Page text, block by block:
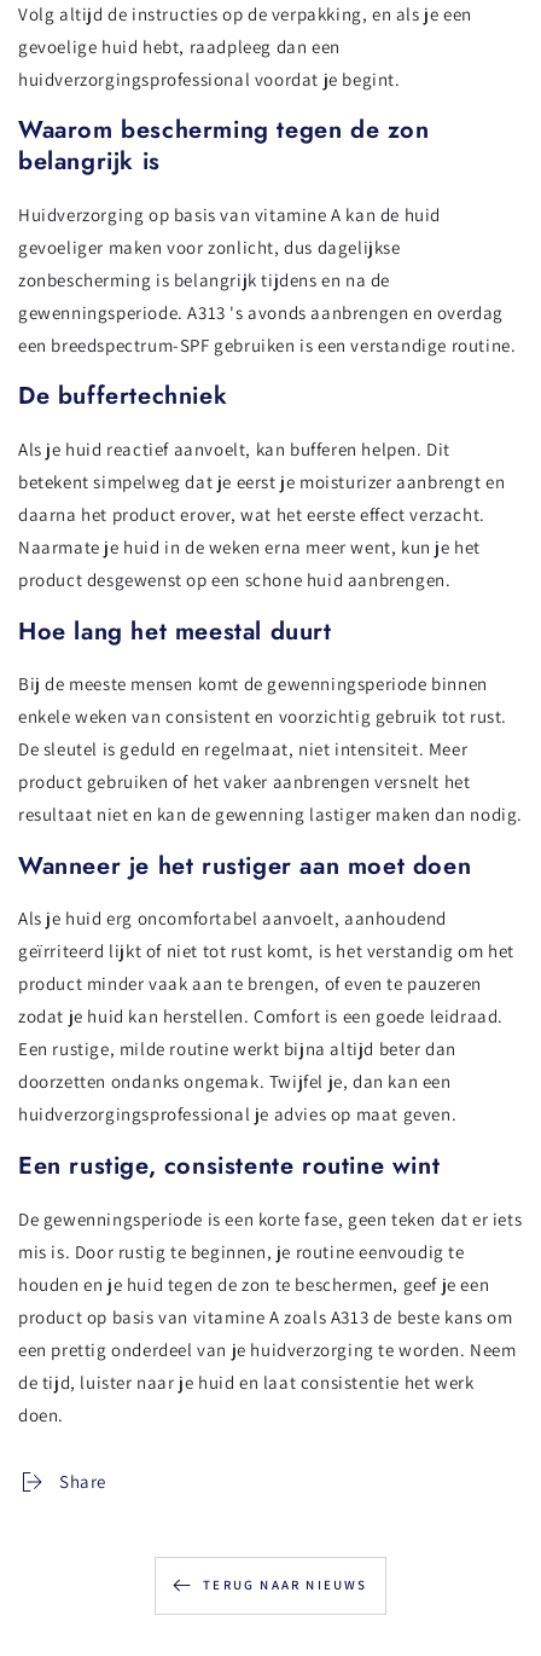
Volg altijd de instructies op de verpakking, en als je een
gevoelige huid hebt, raadpleeg dan een
huidverzorgingsprofessional voordat je begint.
Waarom bescherming tegen de zon
belangrijk is
Huidverzorging op basis van vitamine A kan de huid
gevoeliger maken voor zonlicht, dus dagelijkse
zonbescherming is belangrijk tijdens en na de
gewenningsperiode. A313 's avonds aanbrengen en overdag
een breedspectrum-SPF gebruiken is een verstandige routine.
De buffertechniek
Als je huid reactief aanvoelt, kan bufferen helpen. Dit
betekent simpelweg dat je eerst je moisturizer aanbrengt en
daarna het product erover, wat het eerste effect verzacht.
Naarmate je huid in de weken erna meer went, kun je het
product desgewenst op een schone huid aanbrengen.
Hoe lang het meestal duurt
Bij de meeste mensen komt de gewenningsperiode binnen
enkele weken van consistent en voorzichtig gebruik tot rust.
De sleutel is geduld en regelmaat, niet intensiteit. Meer
product gebruiken of het vaker aanbrengen versnelt het
resultaat niet en kan de gewenning lastiger maken dan nodig.
Wanneer je het rustiger aan moet doen
Als je huid erg oncomfortabel aanvoelt, aanhoudend
geïrriteerd lijkt of niet tot rust komt, is het verstandig om het
product minder vaak aan te brengen, of even te pauzeren
zodat je huid kan herstellen. Comfort is een goede leidraad.
Een rustige, milde routine werkt bijna altijd beter dan
doorzetten ondanks ongemak. Twijfel je, dan kan een
huidverzorgingsprofessional je advies op maat geven.
Een rustige, consistente routine wint
De gewenningsperiode is een korte fase, geen teken dat er iets
mis is. Door rustig te beginnen, je routine eenvoudig te
houden en je huid tegen de zon te beschermen, geef je een
product op basis van vitamine A zoals A313 de beste kans om
een prettig onderdeel van je huidverzorging te worden. Neem
de tijd, luister naar je huid en laat consistentie het werk
doen.
Share
TERUG NAAR NIEUWS